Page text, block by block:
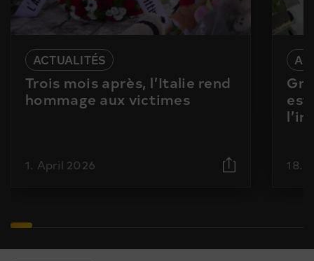
ACTUALITÉS
Trois mois après, l’Italie rend
hommage aux victimes
1. April 2026
est
18.